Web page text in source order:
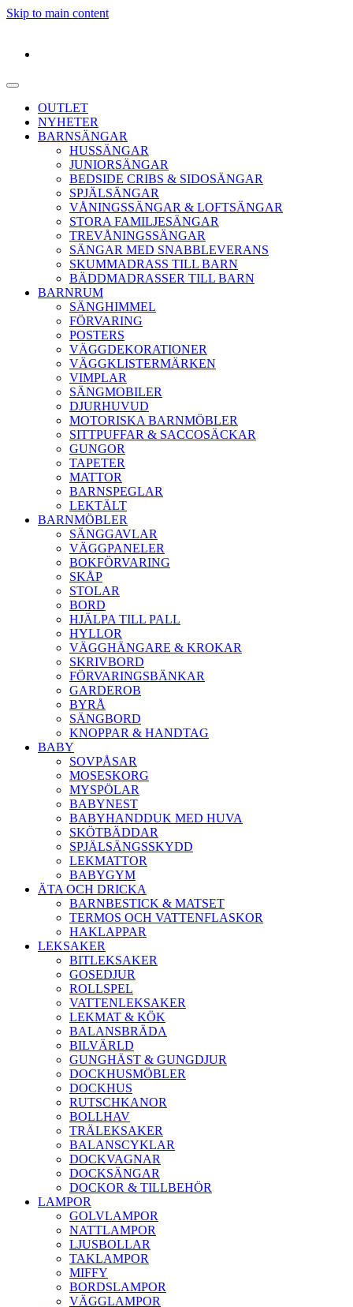
Skip to main content
OUTLET
NYHETER
BARNSÄNGAR
HUSSÄNGAR
JUNIORSÄNGAR
BEDSIDE CRIBS & SIDOSÄNGAR
SPJÄLSÄNGAR
VÅNINGSSÄNGAR & LOFTSÄNGAR
STORA FAMILJESÄNGAR
TREVÅNINGSSÄNGAR
SÄNGAR MED SNABBLEVERANS
SKUMMADRASS TILL BARN
BÄDDMADRASSER TILL BARN
BARNRUM
SÄNGHIMMEL
FÖRVARING
POSTERS
VÄGGDEKORATIONER
VÄGGKLISTERMÄRKEN
VIMPLAR
SÄNGMOBILER
DJURHUVUD
MOTORISKA BARNMÖBLER
SITTPUFFAR & SACCOSÄCKAR
GUNGOR
TAPETER
MATTOR
BARNSPEGLAR
LEKTÄLT
BARNMÖBLER
SÄNGGAVLAR
VÄGGPANELER
BOKFÖRVARING
SKÅP
STOLAR
BORD
HJÄLPA TILL PALL
HYLLOR
VÄGGHÄNGARE & KROKAR
SKRIVBORD
FÖRVARINGSBÄNKAR
GARDEROB
BYRÅ
SÄNGBORD
KNOPPAR & HANDTAG
BABY
SOVPÅSAR
MOSESKORG
MYSPÖLAR
BABYNEST
BABYHANDDUK MED HUVA
SKÖTBÄDDAR
SPJÄLSÄNGSSKYDD
LEKMATTOR
BABYGYM
ÄTA OCH DRICKA
BARNBESTICK & MATSET
TERMOS OCH VATTENFLASKOR
HAKLAPPAR
LEKSAKER
BITLEKSAKER
GOSEDJUR
ROLLSPEL
VATTENLEKSAKER
LEKMAT & KÖK
BALANSBRÄDA
BILVÄRLD
GUNGHÄST & GUNGDJUR
DOCKHUSMÖBLER
DOCKHUS
RUTSCHKANOR
BOLLHAV
TRÄLEKSAKER
BALANSCYKLAR
DOCKVAGNAR
DOCKSÄNGAR
DOCKOR & TILLBEHÖR
LAMPOR
GOLVLAMPOR
NATTLAMPOR
LJUSBOLLAR
TAKLAMPOR
MIFFY
BORDSLAMPOR
VÄGGLAMPOR